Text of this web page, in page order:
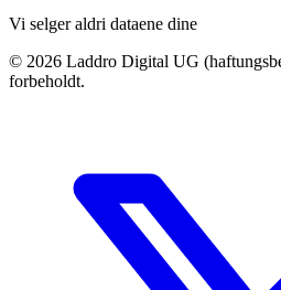
Vi selger aldri dataene dine
© 2026 Laddro Digital UG
forbeholdt.